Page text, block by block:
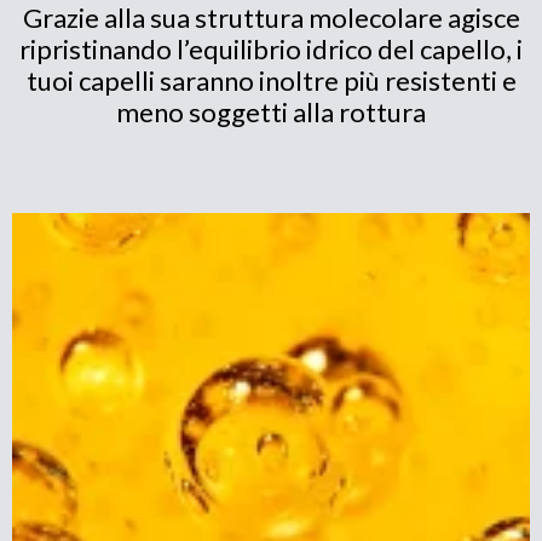
Grazie alla sua struttura molecolare agisce
ripristinando l’equilibrio idrico del capello, i
tuoi capelli saranno inoltre più resistenti e
meno soggetti alla rottura